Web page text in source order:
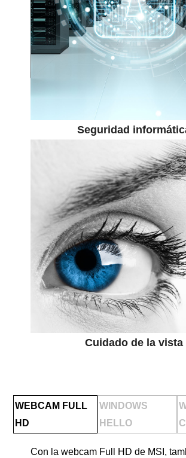
Seguridad
Cuidado de la vista
WEBCAM FULL
HD
WINDOWS
HELLO
Con la webcam Full HD de MSI,